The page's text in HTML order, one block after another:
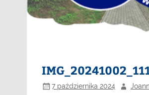
7 października 2024